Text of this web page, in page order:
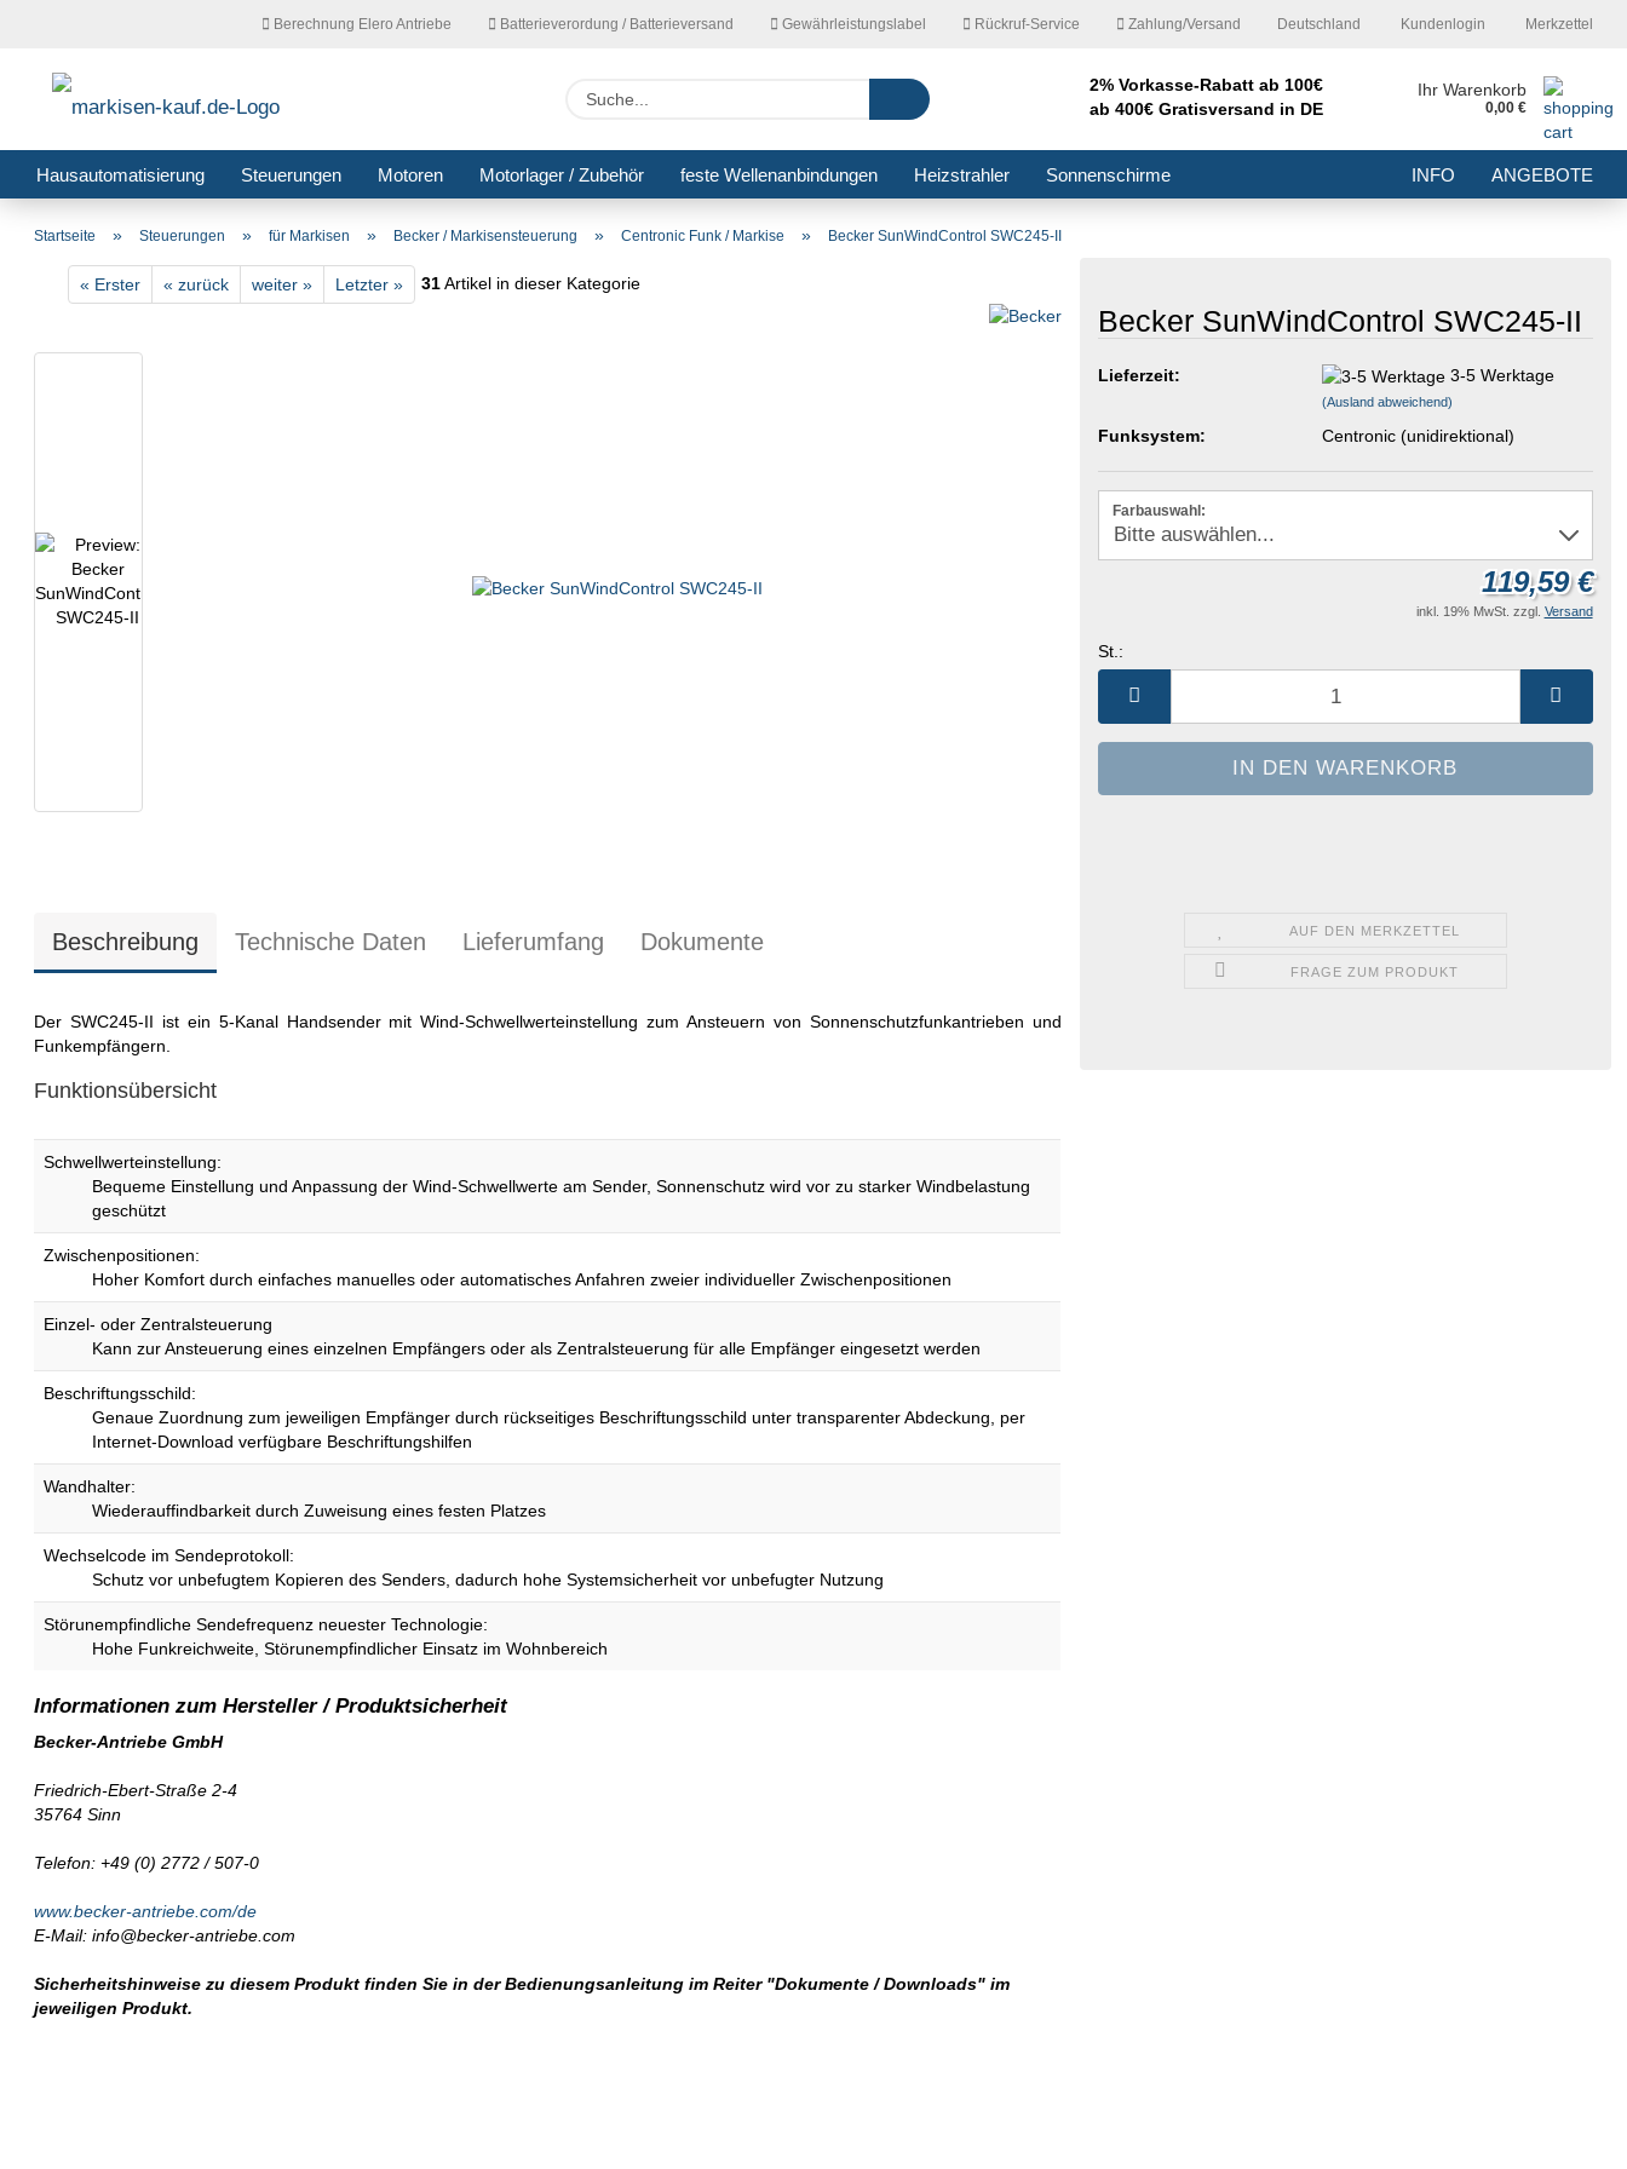
Berechnung Elero Antriebe Batterieverordung / Batterieversand Gewährleistungslabel Rückruf-Service Zahlung/Versand Deutschland
Lieferland
Kundenlogin
Konto erstellen
Merkzettel
Suche...
2% Vorkasse-Rabatt ab 100€
ab 400€ Gratisversand in DE
Ihr Warenkorb
0,00 €
Hausautomatisierung Steuerungen Motoren Motorlager / Zubehör feste Wellenanbindungen Heizstrahler Sonnenschirme INFO ANGEBOTE
Startseite » Steuerungen » für Markisen » Becker / Markisensteuerung » Centronic Funk / Markise » Becker SunWindControl SWC245-II
« Erster « zurück weiter » Letzter » 31Artikel in dieser Kategorie
Becker SunWindControl SWC245-II
Lieferzeit: 3-5 Werktage
(Ausland abweichend)
Funksystem: Centronic (unidirektional)
Farbauswahl:
119,59 €
inkl. 19% MwSt. zzgl. Versand
St.:
AUF DEN MERKZETTEL
FRAGE ZUM PRODUKT
Beschreibung Technische Daten Lieferumfang Dokumente
Der SWC245-II ist ein 5-Kanal Handsender mit Wind-Schwellwerteinstellung zum Ansteuern von Sonnenschutzfunkantrieben und
Funkempfängern.
Funktionsübersicht
Schwellwerteinstellung:
Bequeme Einstellung und Anpassung der Wind-Schwellwerte am Sender, Sonnenschutz wird vor zu starker Windbelastung
geschützt
Zwischenpositionen:
Hoher Komfort durch einfaches manuelles oder automatisches Anfahren zweier individueller Zwischenpositionen
Einzel- oder Zentralsteuerung
Kann zur Ansteuerung eines einzelnen Empfängers oder als Zentralsteuerung für alle Empfänger eingesetzt werden
Beschriftungsschild:
Genaue Zuordnung zum jeweiligen Empfänger durch rückseitiges Beschriftungsschild unter transparenter Abdeckung, per
Internet-Download verfügbare Beschriftungshilfen
Wandhalter:
Wiederauffindbarkeit durch Zuweisung eines festen Platzes
Wechselcode im Sendeprotokoll:
Schutz vor unbefugtem Kopieren des Senders, dadurch hohe Systemsicherheit vor unbefugter Nutzung
Störunempfindliche Sendefrequenz neuester Technologie:
Hohe Funkreichweite, Störunempfindlicher Einsatz im Wohnbereich
Becker-Antriebe GmbH
Friedrich-Ebert-Straße 2-4
35764 Sinn
Telefon: +49 (0) 2772 / 507-0
www.becker-antriebe.com/de
E-Mail: info@becker-antriebe.com
Sicherheitshinweise zu diesem Produkt finden Sie in der Bedienungsanleitung im Reiter "Dokumente / Downloads" im
jeweiligen Produkt.